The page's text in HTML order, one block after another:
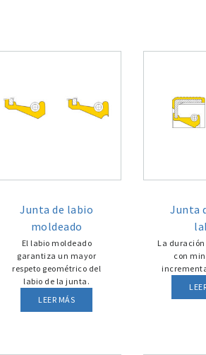
Junta de labio
moldeado
El labio moldeado
garantiza un mayor
respeto geométrico del
labio de la junta.
LEER MÁS
Junta
La
con